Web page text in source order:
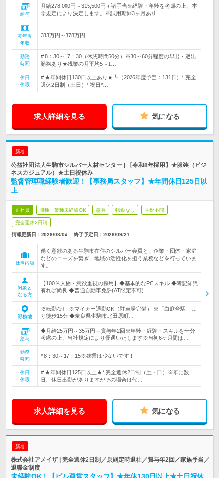
給与
月給278,000円～315,500円＋諸手当※経験・年齢を考慮の上、本
学規定により決定します。※試用期間3ヶ月あり…
初年度
年収
333万円～378万円
勤務
時間
# 8：30～17：30（休憩時間60分）※30～60分程度の早出・遅出
勤務あり★残業の月平均5～1…
休日
休暇
# ★年間休日130日以上あり★┗（2026年度予定：131日）* 完全
週休2日制（土日）* 祝日*…
求人詳細を見る 気になる
新着
公益社団法人生駒市シルバー人材センター | 【令和8年採用】★服装（ビジ
ネスカジュアル）★土日祝休み
監督管理職経験者歓迎！【事務局スタッフ】★年間休日125日以
上
正社員 職種・業種未経験OK 急募 転勤なし 学歴不問
完全週休2日制
情報更新日：2026/08/04 終了予定日： 2026/09/21
仕事内容
働く意欲のある生駒市在住のシルバー会員と、企業・団体・家庭
などのニーズを繋ぎ、地域の活性化を担う業務などを行っていま
す。
対象と
なる方
【100％人物・意欲重視の採用】◆基本的なPCスキル ◆簿記知識
有れば尚良 ◆普通自動車免許(AT限定不可)
勤務地
※転勤なし ※マイカー通勤OK（駐車場完備） ※「白庭台駅」よ
り徒歩15分 ◆奈良県生駒市北田原町…
給与
◆月給25万円～35万円＋賞与年2回※年齢・経験・スキルを十分
考慮の上、当社規定により優遇いたします※当初6ヶ月間は…
勤務
時間
* 8：30～17：15※残業は少ないです！
休日
休暇
# ★年間休日125日以上★* 完全週休2日制（土・日）※年に数
日、休日出勤がありますがその場合は代…
求人詳細を見る 気になる
新着
株式会社アメイザ | 完全週休2日制／原則定時退社／賞与年2回／家族手当／
退職金制度
未経験OK！【ビル運営スタッフ】★年休130日以上★土日祝休